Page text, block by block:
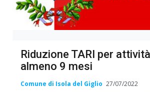
Riduzione TARI per
almeno 9 mesi
Comune di Isola del Giglio 27/07/2022